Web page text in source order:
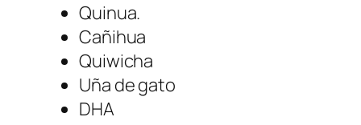
Quinua.
Cañihua
Quiwicha
Uña de gato
DHA